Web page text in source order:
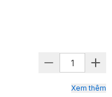
Xem thêm